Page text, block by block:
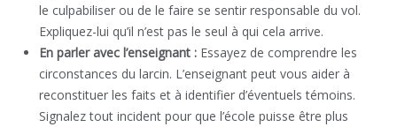
le culpabiliser ou de le faire se sentir responsable du vol.
Expliquez-lui qu’il n’est pas le seul à qui cela arrive.
En parler avec l’enseignant : Essayez de comprendre les
circonstances du larcin. L’enseignant peut vous aider à
reconstituer les faits et à identifier d’éventuels témoins.
Signalez tout incident pour que l’école puisse être plus